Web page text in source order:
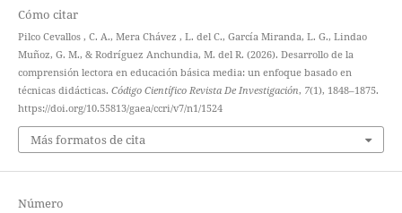
Cómo citar
Pilco Cevallos , C. A., Mera Chávez , L. del C., García Miranda, L. G., Lindao
Muñoz, G. M., & Rodríguez Anchundia, M. del R. (2026). Desarrollo de la
comprensión lectora en educación básica media: un enfoque basado en
técnicas didácticas. Código Científico Revista De Investigación, 7(1), 1848–1875.
https://doi.org/10.55813/gaea/ccri/v7/n1/1524
Más formatos de cita
Número